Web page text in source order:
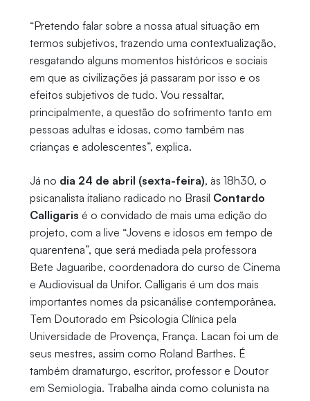
“Pretendo falar sobre a nossa atual situação em
termos subjetivos, trazendo uma contextualização,
resgatando alguns momentos históricos e sociais
em que as civilizações já passaram por isso e os
efeitos subjetivos de tudo. Vou ressaltar,
principalmente, a questão do sofrimento tanto em
pessoas adultas e idosas, como também nas
crianças e adolescentes”, explica.
Já no dia 24 de abril (sexta-feira), às 18h30, o
psicanalista italiano radicado no Brasil Contardo
Calligaris é o convidado de mais uma edição do
projeto, com a live “Jovens e idosos em tempo de
quarentena”, que será mediada pela professora
Bete Jaguaribe, coordenadora do curso de Cinema
e Audiovisual da Unifor. Calligaris é um dos mais
importantes nomes da psicanálise contemporânea.
Tem Doutorado em Psicologia Clínica pela
Universidade de Provença, França. Lacan foi um de
seus mestres, assim como Roland Barthes. É
também dramaturgo, escritor, professor e Doutor
em Semiologia. Trabalha ainda como colunista na